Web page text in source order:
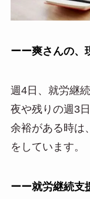
ーー爽さんの、
週4日、就労継
夜や残りの週3
余裕がある時は
をしています。
ーー就労継続支